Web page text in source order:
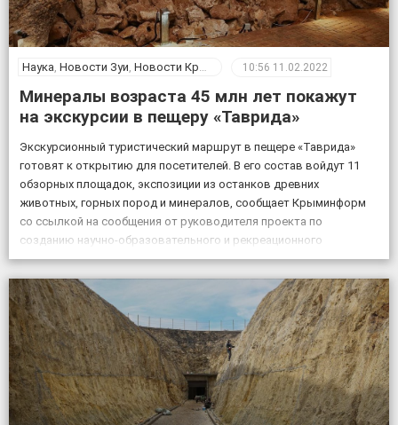
Наука, Новости Зуи, Новости Крыма 10:56 11.02.2022
Минералы возраста 45 млн лет покажут
на экскурсии в пещеру «Таврида»
Экскурсионный туристический маршрут в пещере «Таврида»
готовят к открытию для посетителей. В его состав войдут 11
обзорных площадок, экспозиции из останков древних
животных, горных пород и минералов, сообщает Крыминформ
со ссылкой на сообщения от руководителя проекта по
созданию научно-образовательного и рекреационного
комплекса на базе пещеры Таврида, старшего преподавателя
Крымского федерального университета Геннадия Самохина. «На
протяжении […]